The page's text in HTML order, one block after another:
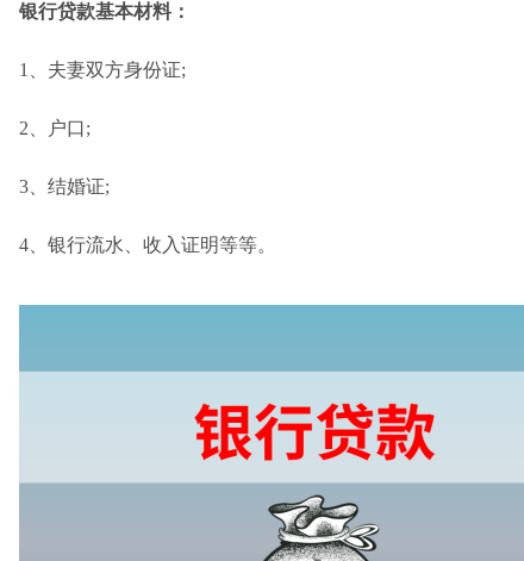
银行贷款基本材料：
1、夫妻双方身份证;
2、户口;
3、结婚证;
4、银行流水、收入证明等等。